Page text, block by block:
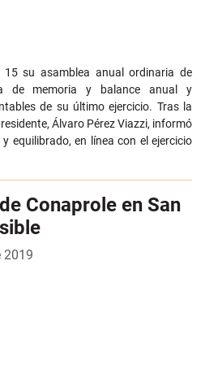
15 su asamblea anual ordinaria de
de memoria y balance anual y
de su último ejercicio. Tras la
Álvaro Pérez Viazzi, informó
equilibrado, en línea con el ejercicio
Conaprole en San
2019